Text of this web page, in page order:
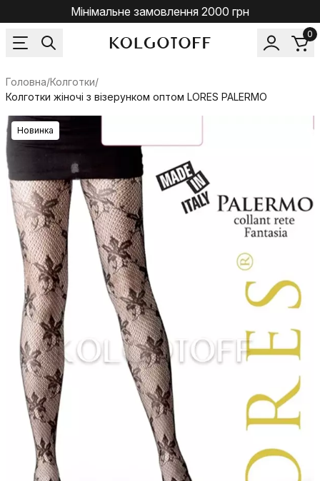
Мінімальне замовлення 2000 грн
0
Головна/Колготки/
Колготки жіночі з візерунком оптом LORES PALERMO
Новинка